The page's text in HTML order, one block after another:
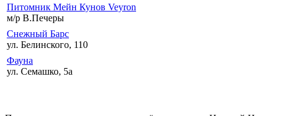
Питомник Мейн Кунов Veyron
м/р В.Печеры
Снежный Барс
ул. Белинского, 110
Фауна
ул. Семашко, 5а